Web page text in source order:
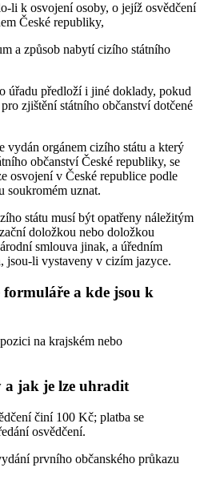
li k osvojení osoby, o jejíž osvědčení
České republiky,
a způsob nabytí cizího státního
úřadu předloží i jiné doklady, pokud
zjištění státního občanství dotčené
orgánem cizího státu a který
občanství České republiky, se
osvojení v České republice podle
soukromém uznat.
státu musí být opatřeny náležitým
doložkou nebo doložkou
smlouva jinak, a úředním
jsou-li vystaveny v cizím jazyce.
formuláře a kde jsou k
na krajském nebo
a jak je lze uhradit
činí 100 Kč; platba se
osvědčení.
prvního občanského průkazu